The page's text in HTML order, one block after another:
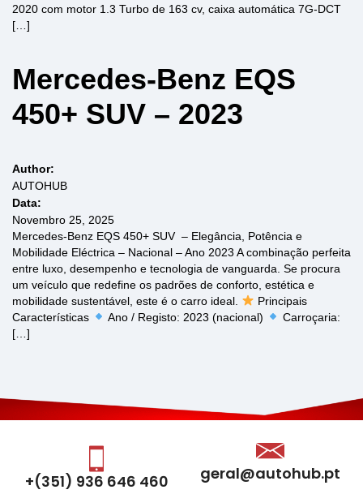
2020 com motor 1.3 Turbo de 163 cv, caixa automática 7G-DCT
[…]
Mercedes-Benz EQS
450+ SUV – 2023
Author:
AUTOHUB
Data:
Novembro 25, 2025
Mercedes-Benz EQS 450+ SUV – Elegância, Potência e
Mobilidade Eléctrica – Nacional – Ano 2023 A combinação perfeita
entre luxo, desempenho e tecnologia de vanguarda. Se procura
um veículo que redefine os padrões de conforto, estética e
mobilidade sustentável, este é o carro ideal.
Principais
Características
Ano / Registo: 2023 (nacional)
Carroçaria:
[…]
+(351) 936 646 460 geral@autohub.pt